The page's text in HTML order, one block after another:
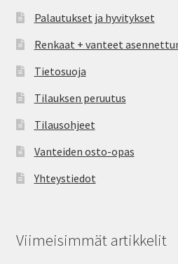
Palautukset ja hyvitykset
Renkaat + vanteet
Tietosuoja
Tilauksen peruutus
Tilausohjeet
Vanteiden osto-opas
Yhteystiedot
Viimeisimmät artikkelit